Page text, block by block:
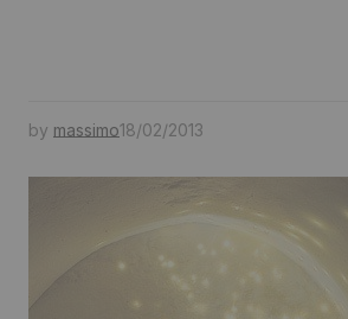
by massimo18/02/2013